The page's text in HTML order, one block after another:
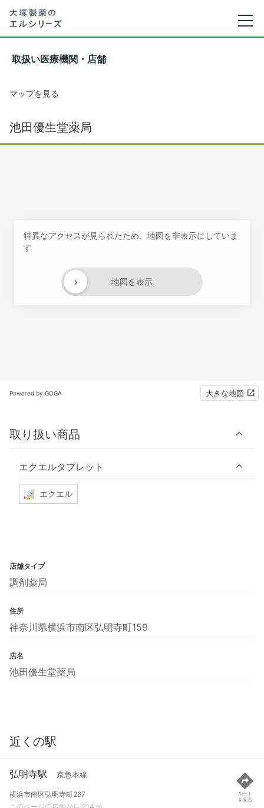
取扱い医療機関・店舗
マップを見る
池田優生堂薬局
特異なアクセスが見られたため、地図を非表示にしていま
す
地図を表示
›
Powered by GOGA 大きな地図
取り扱い商品
エクエルタブレット
エクエル
店舗タイプ
調剤薬局
住所
神奈川県横浜市南区弘明寺町159
店名
池田優生堂薬局
近くの駅
弘明寺駅 京急本線
横浜市南区弘明寺町267
ルート
を見る